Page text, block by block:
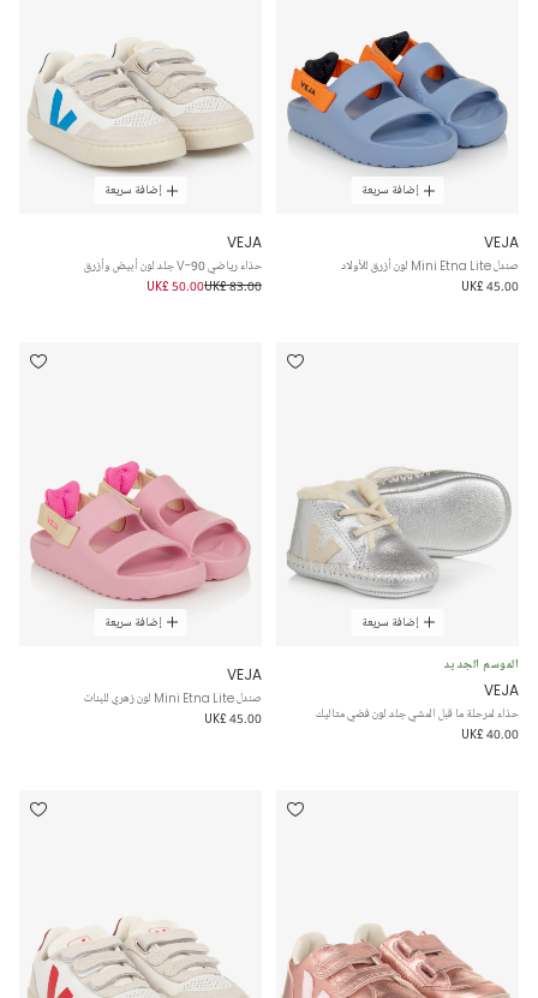
إضافة سريعة
VEJA
صندل Mini Etna Lite لون أزرق للأولاد
UK£ 45.00
إضافة سريعة
VEJA
حذاء رياضي V-90 جلد لون أبيض وأزرق
UK£ 83.00
UK£ 50.00
إضافة سريعة
الموسم الجديد
VEJA
حذاء لمرحلة ما قبل المشي جلد لون فضي متاليك
UK£ 40.00
إضافة سريعة
VEJA
صندل Mini Etna Lite لون زهري للبنات
UK£ 45.00